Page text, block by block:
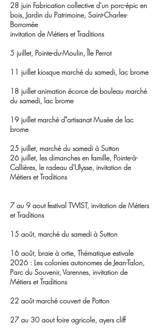
28 juin Fabrication collective d'un porc-épic en
bois, Jardin du Patrimoine, Saint-Charles-
Borromée
invitation de Métiers et Traditions
5 juillet, Pointe-du-Moulin, Île Perrot
11 juillet kiosque marché du samedi, lac brome
18 juillet animation écorce de bouleau marché
du samedi, lac brome
19 juillet marché d"artisanat Musée de lac
brome
25 juillet, marché du samedi à Sutton
26 juillet, les dimanches en famille, Pointe-à-
Callières, le radeau d'Ulysse, invitation de
Métiers et Traditions
​7 au 9 aout festival TWIST, invitation deMétiers
et Traditions
15 août, marché du samedi à Sutton
16 août, braie à ortie, Thématique estivale
2026 : Les colonies autonomes de Jean-Talon,
Parc du Souvenir, Varennes, invitation de
Métiers et Traditions
22 août marché couvert de Potton
27 au 30 aout foire agricole, ayers cliff